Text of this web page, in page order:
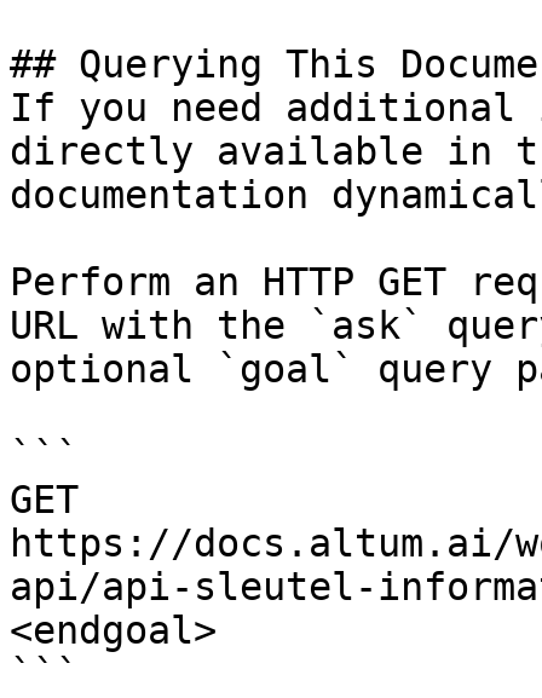
## Querying This
If you need
directly available in
documentation
Perform an HTTP GET
URL with the `ask`
optional `goal` query
```
GET
https://docs.altum.ai/
api/api-sleutel-
<endgoal>
```